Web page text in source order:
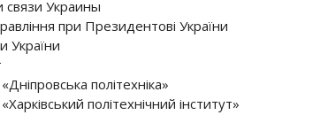
Украины
при Президентові України
України
політехніка»
політехнічний інститут»